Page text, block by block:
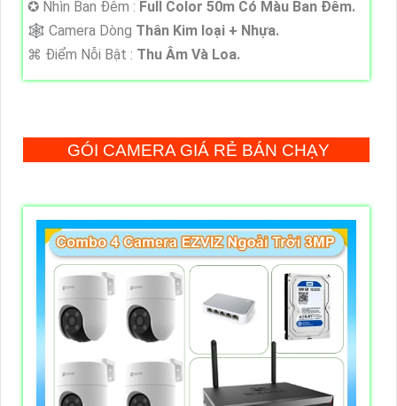
✪ Nhìn Ban Đêm : Full Color 50m Có Màu Ban Ðêm.
🕸️ Camera Dòng Thân Kim loại + Nhựa.
️⌘ Điểm Nỗi Bật : Thu Âm Và Loa.
GÓI CAMERA GIÁ RẺ BÁN CHẠY